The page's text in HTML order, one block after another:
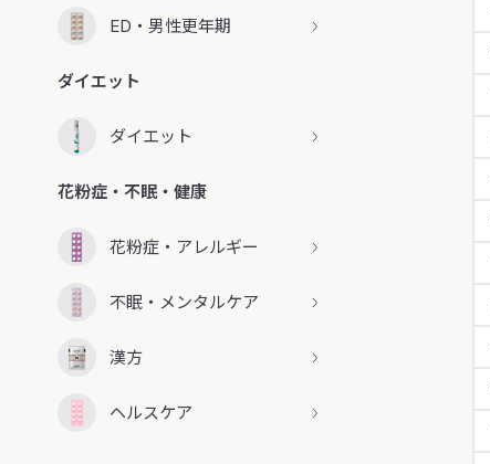
ED・男性更年期
ダイエット
ダイエット
花粉症・不眠・健康
花粉症・アレルギー
不眠・メンタルケア
漢方
ヘルスケア